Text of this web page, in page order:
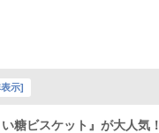
示
糖ビスケット』が大人気！